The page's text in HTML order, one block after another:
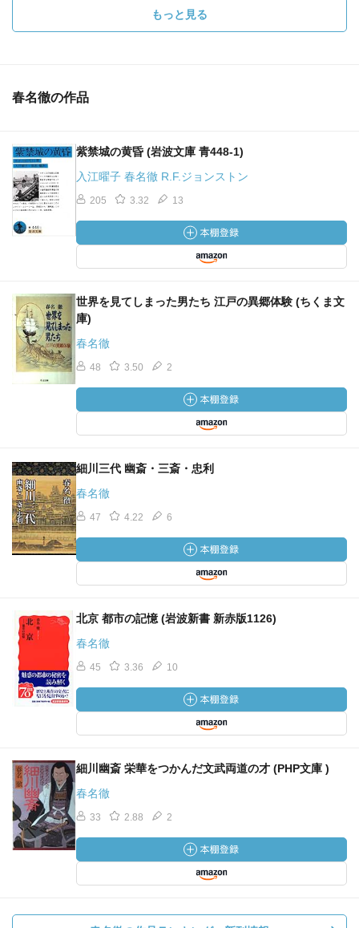
もっと見る
春名徹の作品
紫禁城の黄昏 (岩波文庫 青448-1)
入江曜子 春名徹 R.F.ジョンストン
205 3.32 13
世界を見てしまった男たち 江戸の異郷体験 (ちくま文
庫)
春名徹
48 3.50 2
細川三代 幽斎・三斎・忠利
春名徹
47 4.22 6
北京 都市の記憶 (岩波新書 新赤版1126)
春名徹
45 3.36 10
細川幽斎 栄華をつかんだ文武両道の才 (PHP文庫 )
春名徹
33 2.88 2